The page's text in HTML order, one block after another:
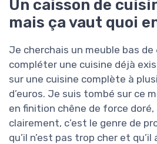
Un caisson de
mais ça vaut quoi
Je cherchais un meuble bas de
compléter une cuisine déjà
sur une cuisine complète à
d’euros. Je suis tombé sur ce
en finition chêne de force
clairement, c’est le genre de
qu’il n’est pas trop cher et